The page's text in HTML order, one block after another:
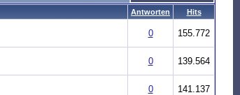
Antworten Hits
0 155.772
0 139.564
0 141.137